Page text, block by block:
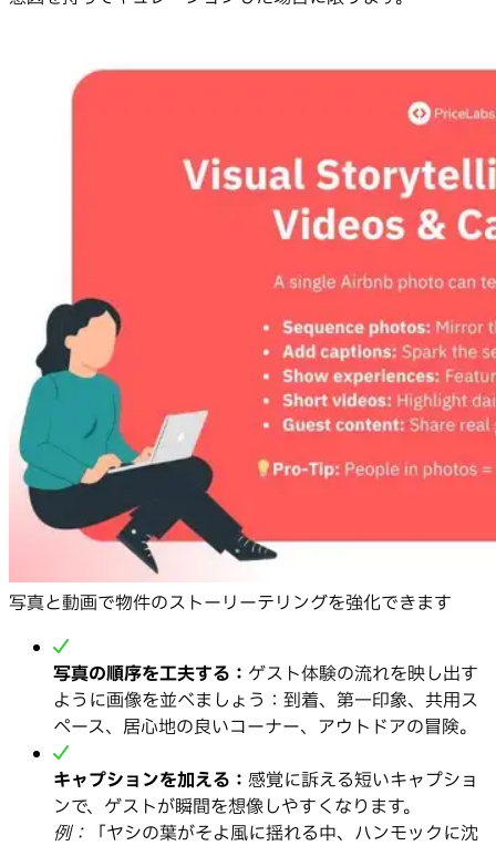
写真と動画で物件のストーリーテリングを強化できます
写真の順序を工夫する： ゲスト体験の流れを映し出す
ように画像を並べましょう：到着、第一印象、共用ス
ペース、居心地の良いコーナー、アウトドアの冒険。
キャプションを加える： 感覚に訴える短いキャプショ
ンで、ゲストが瞬間を想像しやすくなります。
例： 「ヤシの葉がそよ風に揺れる中、ハンモックに沈